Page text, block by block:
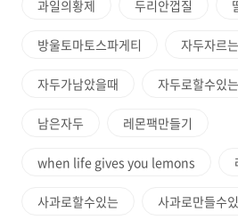
과일의황제 두리안껍질
방울토마토스파게티 자두자르
자두가남았을때 자두로할수있
남은자두 레몬팩만들기
when life gives you lemons
사과로할수있는 사과로만들수